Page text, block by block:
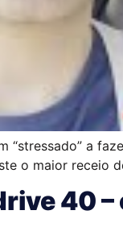
“stressado” a
o maior receio
40